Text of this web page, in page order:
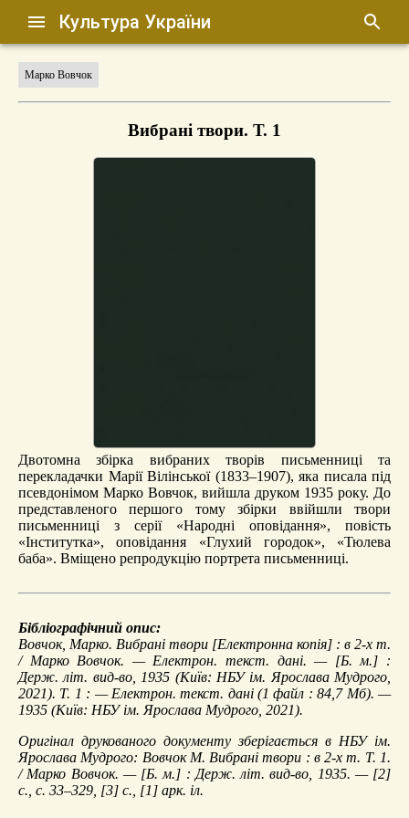
Культура України
Марко Вовчок
Вибрані твори. Т. 1
Двотомна збірка вибраних творів письменниці та
перекладачки Марії Вілінської (1833–1907), яка писала під
псевдонімом Марко Вовчок, вийшла друком 1935 року. До
представленого першого тому збірки ввійшли твори
письменниці з серії «Народні оповідання», повість
«Інститутка», оповідання «Глухий городок», «Тюлева
баба». Вміщено репродукцію портрета письменниці.
Бібліографічний опис:
Вовчок, Марко. Вибрані твори [Електронна копія] : в 2-х т.
/ Марко Вовчок. — Електрон. текст. дані. — [Б. м.] :
Держ. літ. вид-во, 1935 (Київ: НБУ ім. Ярослава Мудрого,
2021). Т. 1 : — Електрон. текст. дані (1 файл : 84,7 Мб). —
1935 (Київ: НБУ ім. Ярослава Мудрого, 2021).
Оригінал друкованого документу зберігається в НБУ ім.
Ярослава Мудрого: Вовчок М. Вибрані твори : в 2-х т. Т. 1.
/ Марко Вовчок. — [Б. м.] : Держ. літ. вид-во, 1935. — [2]
с., с. 33–329, [3] с., [1] арк. іл.